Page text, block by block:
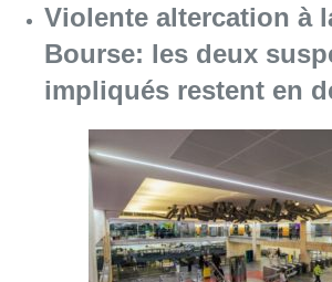
Violente altercation à
Bourse: les deux
impliqués restent en